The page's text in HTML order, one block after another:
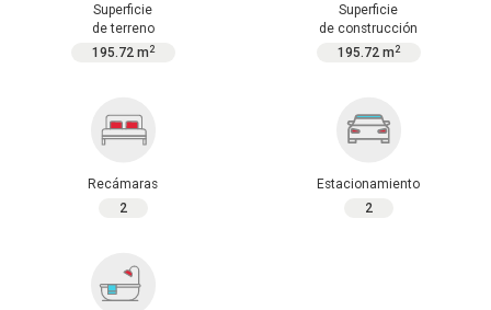
Superficie
de terreno
195.72 m 2
Superficie
de construcción
195.72 m 2
Recámaras
2
Estacionamiento
2